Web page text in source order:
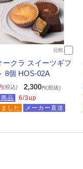
比較
ークラ スイーツギフ
8個 HOS-02A
(税込) 2,300円(税抜)
品
6/3up
した
メーカー直送